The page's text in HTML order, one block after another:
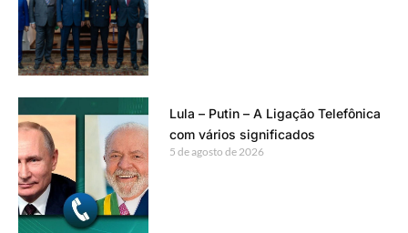
Lula – Putin – A Ligação Telefônica
com vários significados
5 de agosto de 2026